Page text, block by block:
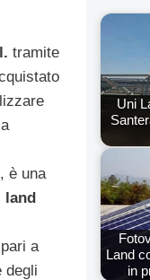
tramite
è una
land
pari a
degli
Uni
Land
in